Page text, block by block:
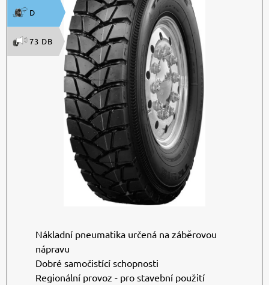
D
73 DB
Nákladní pneumatika určená na záběrovou
nápravu
Dobré samočistící schopnosti
Regionální provoz - pro stavební použití